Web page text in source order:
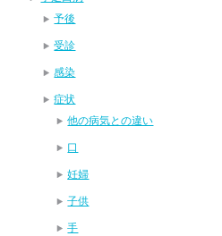
予後
受診
感染
症状
他の病気との違い
口
妊婦
子供
手